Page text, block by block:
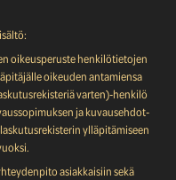
oikeusperuste henkilötietojen
oikeuden antamiensa
varten)-henkilö
ja kuvausehdot-
ylläpitämiseen
asiakkaisiin sekä